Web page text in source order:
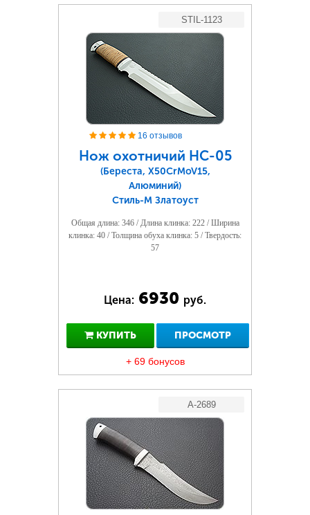
STIL-1123
16 отзывов
Нож охотничий НС-05
(Береста, Х50CrMoV15,
Алюминий)
Стиль-М Златоуст
Общая длина: 346 / Длина клинка: 222 / Ширина
клинка: 40 / Толщина обуха клинка: 5 / Твердость:
57
Цена: 6930 руб.
КУПИТЬ ПРОСМОТР
+ 69 бонусов
A-2689